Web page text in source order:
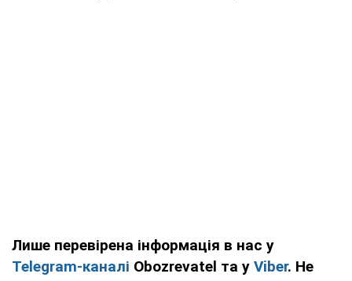
Лише перевірена інформація в нас у
Telegram-каналі Obozrevatel та у Viber. Не